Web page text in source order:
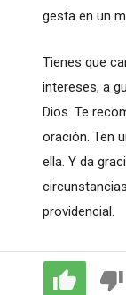
gesta en un
Tienes que
intereses, a
Dios. Te
oración. Ten
ella. Y da
providencial.